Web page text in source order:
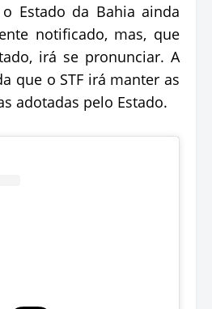
Estado da Bahia ainda
notificado, mas, que
irá se pronunciar. A
que o STF irá manter as
adotadas pelo Estado.